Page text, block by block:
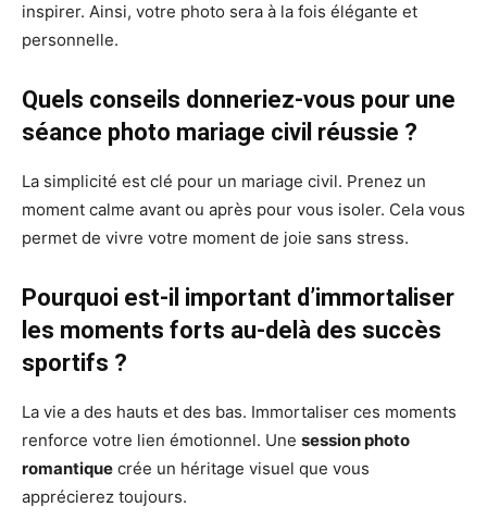
inspirer. Ainsi, votre photo sera à la fois élégante et
personnelle.
Quels conseils donneriez-vous pour une
séance photo mariage civil réussie ?
La simplicité est clé pour un mariage civil. Prenez un
moment calme avant ou après pour vous isoler. Cela vous
permet de vivre votre moment de joie sans stress.
Pourquoi est-il important d’immortaliser
les moments forts au-delà des succès
sportifs ?
La vie a des hauts et des bas. Immortaliser ces moments
renforce votre lien émotionnel. Une session photo
romantique crée un héritage visuel que vous
apprécierez toujours.